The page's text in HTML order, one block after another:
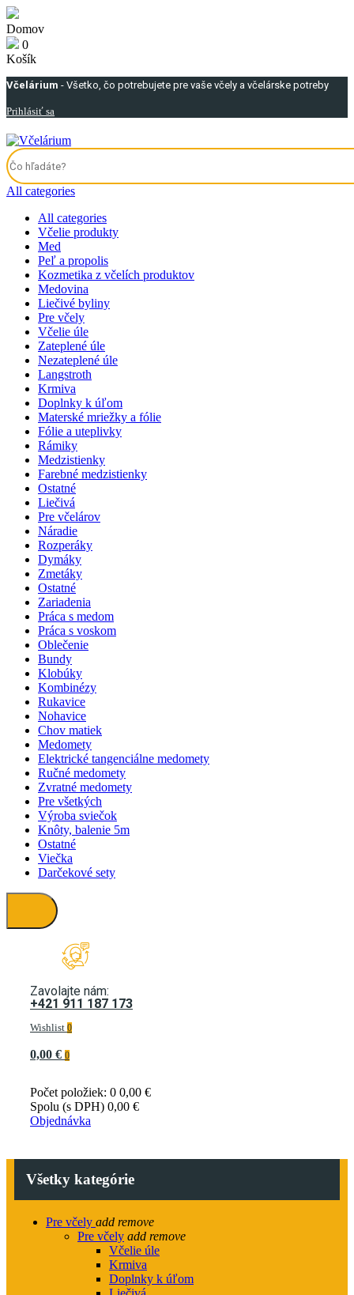
Domov
0
Košík
Včelárium - Všetko, čo potrebujete pre vaše včely a včelárske potreby
Prihlásiť sa
All categories
All categories
Včelie produkty
Med
Peľ a propolis
Kozmetika z včelích produktov
Medovina
Liečivé byliny
Pre včely
Včelie úle
Zateplené úle
Nezateplené úle
Langstroth
Krmiva
Doplnky k úľom
Materské mriežky a fólie
Fólie a uteplivky
Rámiky
Medzistienky
Farebné medzistienky
Ostatné
Liečivá
Pre včelárov
Náradie
Rozperáky
Dymáky
Zmetáky
Ostatné
Zariadenia
Práca s medom
Práca s voskom
Oblečenie
Bundy
Klobúky
Kombinézy
Rukavice
Nohavice
Chov matiek
Medomety
Elektrické tangenciálne medomety
Ručné medomety
Zvratné medomety
Pre všetkých
Výroba sviečok
Knôty, balenie 5m
Ostatné
Viečka
Darčekové sety
Zavolajte nám:
+421 911 187 173
Wishlist 0
0,00 € 0
Počet položiek: 0 0,00 €
Spolu (s DPH) 0,00 €
Objednávka
Všetky kategórie
Pre včely add remove
Pre včely add remove
Včelie úle
Krmiva
Doplnky k úľom